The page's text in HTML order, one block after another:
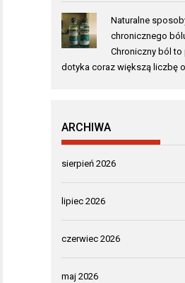
Naturalne
chronicznego
Chroniczny ból
dotyka coraz większą liczbę
ARCHIWA
sierpień 2026
lipiec 2026
czerwiec 2026
maj 2026